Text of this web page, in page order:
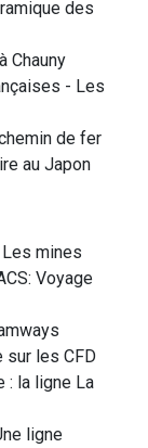
des
Chauny
- Les
de fer
au Japon
mines
Voyage
sur les CFD
: la ligne La
ligne